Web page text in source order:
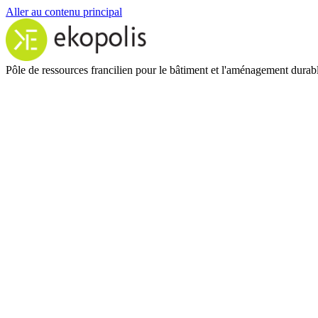
Aller au contenu principal
Pôle de ressources francilien pour le bâtiment et l'aménagement